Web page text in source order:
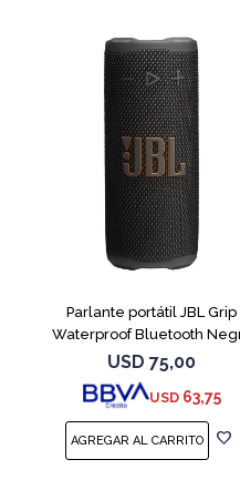
Parlante portátil JBL Grip
Waterproof Bluetooth
USD 75,00
USD 63,75